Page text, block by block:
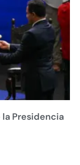
Presidencia